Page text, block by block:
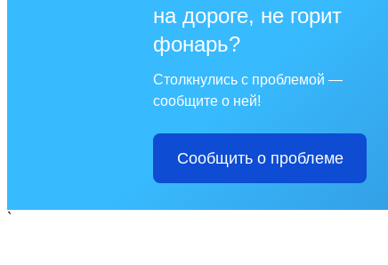
на дороге, не горит
фонарь?
Столкнулись с проблемой —
сообщите о ней!
Сообщить о проблеме
`